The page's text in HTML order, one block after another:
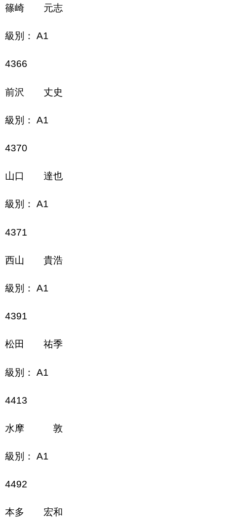
篠崎 元志
級別： A1
4366
前沢 丈史
級別： A1
4370
山口 達也
級別： A1
4371
西山 貴浩
級別： A1
4391
松田 祐季
級別： A1
4413
水摩 敦
級別： A1
4492
本多 宏和